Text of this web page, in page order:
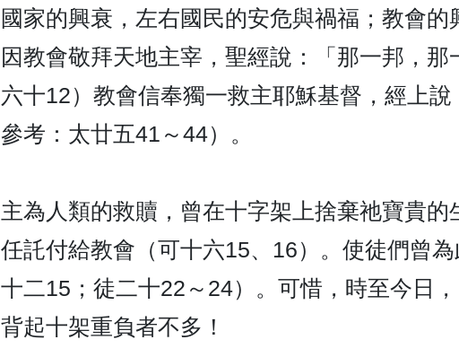
國家的興衰，左右國民的安危與禍福；教會
因教會敬拜天地主宰，聖經說：「那一邦，
六十12）教會信奉獨一救主耶穌基督，經上
參考：太廿五41～44）。
主為人類的救贖，曾在十字架上捨棄祂寶貴
任託付給教會（可十六15、16）。使徒們曾
十二15；徒二十22～24）。可惜，時至今日
背起十架重負者不多！